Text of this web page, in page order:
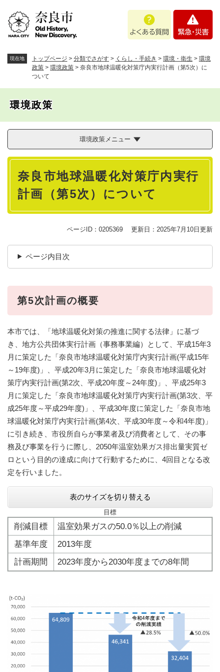
。
あ
問
・
現在地 トップページ > 分類でさがす > くらし・手続き > 環境・衛生 > 環境
政策 > 環境政策 > 奈良市地球温暖化対策庁内実行計画（第5次）に
ついて
環境政策
環境政策メニュー
本
奈良市地球温暖化対策庁内実行
計画（第5次）について
ページID：0205369 更新日：2025年7月10日更新
ページ内目次
第5次計画の概要
本市では、「地球温暖化対策の推進に関する法律」に基づ
き、地方公共団体実行計画（事務事業編）として、平成15年3
月に策定した「奈良市地球温暖化対策庁内実行計画(平成15年
～19年度)」、平成20年3月に策定した「奈良市地球温暖化対
策庁内実行計画(第2次、平成20年度～24年度)」、平成25年3
月に策定した「奈良市地球温暖化対策庁内実行計画(第3次、平
成25年度～平成29年度)」、平成30年度に策定した「奈良市地
球温暖化対策庁内実行計画(第4次、平成30年度～令和4年度)」
に引き続き、市役所自らが事業者及び消費者として、その事
務及び事業を行うに際し、2050年温室効果ガス排出量実質ゼ
ロという目的の達成に向けて行動するために、4回目となる改
定を行いました。
表のサイズを切り替える
目標
削減目標
温室効果ガスの50.0％以上の削減
基準年度
2013年度
計画期間
2023年度から2030年度までの8年間